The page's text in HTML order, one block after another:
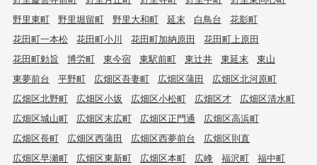
野里東町
野里堀留町 野里大和町 延末 白鳥台
花影町
花田町一本松
花田町小川 花田町加納原田
花田町上原田
花田町勅旨
博労町 東今宿 東駅前町 東辻井 東延末
東山
東夢前台
平野町 広畑区吾妻町 広畑区蒲田
広畑区北河原町
広畑区北野町
広畑区小坂 広畑区小松町 広畑区才
広畑区清水町
広畑区城山町
広畑区末広町 広畑区正門通
広畑区高浜町
広畑区長町
広畑区西蒲田 広畑区西夢前台
広畑区則直
広畑区早瀬町
広畑区東新町 広畑区本町 広峰 福沢町
福中町